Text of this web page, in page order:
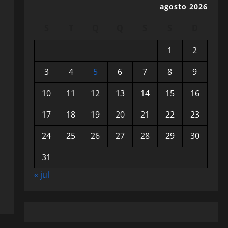
agosto 2026
1
2
3
4 5 6 7 8
9
10
11 12 13 14 15
16
17
18 19 20 21 22
23
24
25 26 27 28 29
30
31
« jul